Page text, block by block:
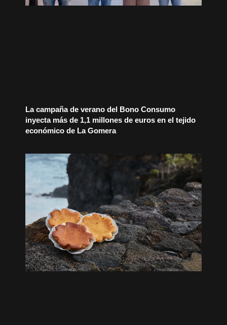
La campaña de verano del Bono Consumo
inyecta más de 1,1 millones de euros en el tejido
económico de La Gomera